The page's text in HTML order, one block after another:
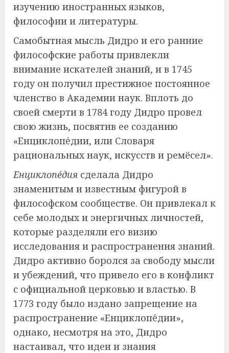
изучению иностранных языков,
философии и литературы.
Самобытная мысль Дидро и его ранние
философские работы привлекли
внимание искателей знаний, и в 1745
году он получил престижное постоянное
членство в Академии наук. Вплоть до
своей смерти в 1784 году Дидро провел
свою жизнь, посвятив ее созданию
«Енциклопе́дии, или Словаря
рациональных наук, искусств и ремёсел».
Енциклопе́дия сделала Дидро
знаменитым и известным фигурой в
философском сообществе. Он привлекал к
себе молодых и энергичных личностей,
которые разделяли его визию
исследования и распространения знаний.
Дидро активно боролся за свободу мысли
и убеждений, что привело его в конфликт
с официальной церковью и властью. В
1773 году было издано запрещение на
распространение «Енциклопе́дии»,
однако, несмотря на это, Дидро
настаивал, что идеи и знания